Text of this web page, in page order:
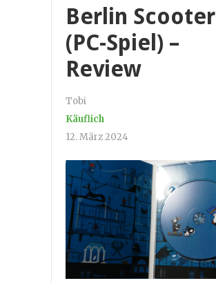
Berlin Scooter
(PC-Spiel) –
Review
Tobi
Käuflich
12. März 2024